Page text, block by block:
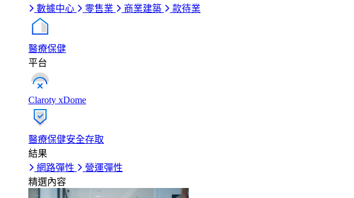
數據中心
零售業 商業建築 款待業
醫療保健
平台
Claroty xDome
醫療保健安全存取
結果
網路彈性
營運彈性
精選內容